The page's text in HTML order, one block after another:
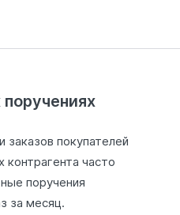
покупателей
контрагента часто
поручения
за месяц.